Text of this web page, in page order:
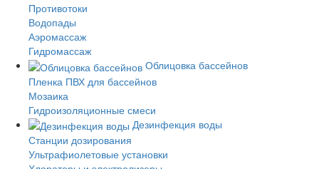
Противотоки
Водопады
Аэромассаж
Гидромассаж
Облицовка бассейнов
Пленка ПВХ для бассейнов
Мозаика
Гидроизоляционные смеси
Дезинфекция воды
Станции дозирования
Ультрафиолетовые установки